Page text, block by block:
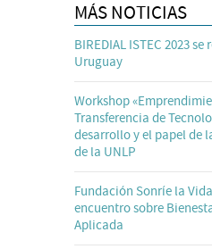
MÁS NOTICIAS
BIREDIAL ISTEC 2023
Uruguay
Workshop
Transferencia de
desarrollo y el papel de
de la UNLP
Fundación Sonríe la
encuentro sobre
Aplicada